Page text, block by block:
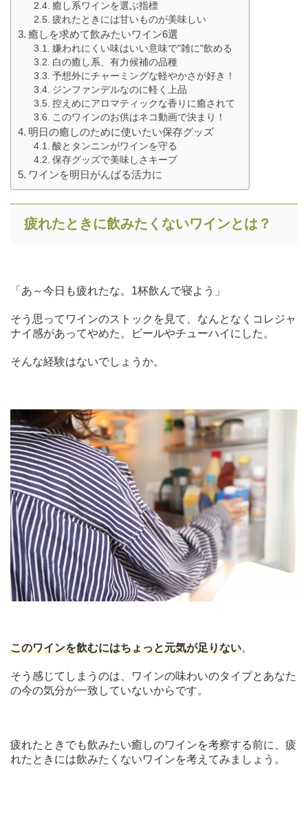
癒し系ワインを選ぶ指標
疲れたときには甘いものが美味しい
癒しを求めて飲みたいワイン6選
嫌われにくい味はいい意味で"雑に"飲める
白の癒し系、有力候補の品種
予想外にチャーミングな軽やかさが好き！
ジンファンデルなのに軽く上品
控えめにアロマティックな香りに癒されて
このワインのお供はネコ動画で決まり！
明日の癒しのために使いたい保存グッズ
酸とタンニンがワインを守る
保存グッズで美味しさキープ
ワインを明日がんばる活力に
疲れたときに飲みたくないワインとは？
「あ～今日も疲れたな。1杯飲んで寝よう」
そう思ってワインのストックを見て、なんとなくコレジャ
ナイ感があってやめた。ビールやチューハイにした。
そんな経験はないでしょうか。
このワインを飲むにはちょっと元気が足りない。
そう感じてしまうのは、ワインの味わいのタイプとあなた
の今の気分が一致していないからです。
疲れたときでも飲みたい癒しのワインを考察する前に、疲
れたときには飲みたくないワインを考えてみましょう。